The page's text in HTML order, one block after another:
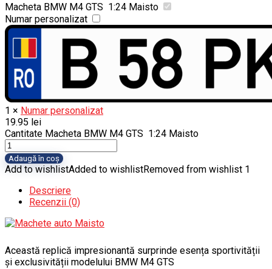
Macheta BMW M4 GTS 1:24 Maisto
Numar personalizat
1 × Numar personalizat
19.95 lei
Cantitate Macheta BMW M4 GTS 1:24 Maisto
Adaugă în coș
Add to wishlistAdded to wishlistRemoved from wishlist 1
Descriere
Recenzii (0)
Această replică impresionantă surprinde esența sportivității
și exclusivității modelului BMW M4 GTS